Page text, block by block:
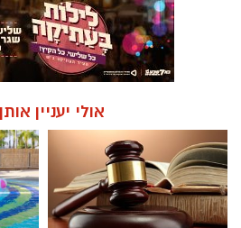
אולי יעניין